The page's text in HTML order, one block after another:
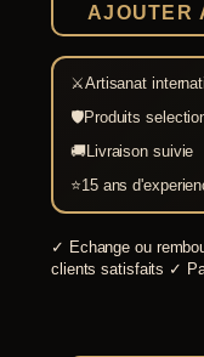
AJOUTER
⚔Artisanat
🛡Produits
🚚Livraison suivie
⭐15 ans
✓ Echange ou
clients satisfaits ✓